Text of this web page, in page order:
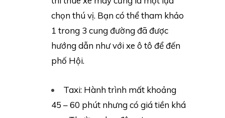
chọn thú vị. Bạn có thể tham khảo
1 trong 3 cung đường đã được
hướng dẫn như với xe ô tô để đến
phố Hội.
Taxi: Hành trình mất khoảng
45 – 60 phút nhưng có giá tiền khá